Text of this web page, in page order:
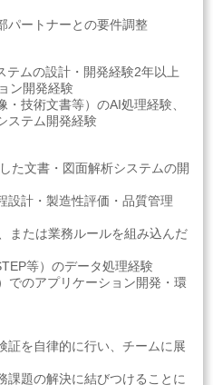
パートナーとの要件調整
テムの設計・開発経験2年以上
ン開発経験
・技術文書等）のAI処理経験、
ステム開発経験
た文書・図面解析システムの開
設計・製造性評価・品質管理
または業務ルールを組み込んだ
等）のデータ処理経験
でのアプリケーション開発・環
証を自律的に行い、チームに展
課題の解決に結びつけることに